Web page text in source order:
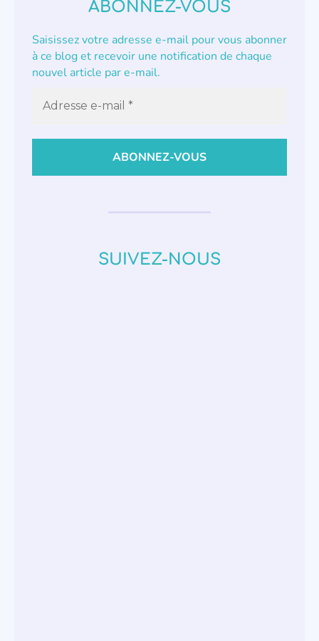
ABONNEZ-VOUS
Saisissez votre adresse e-mail pour vous abonner
à ce blog et recevoir une notification de chaque
nouvel article par e-mail.
SUIVEZ-NOUS